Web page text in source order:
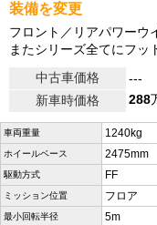
装備を変更
フロント／リアパワーウ
またシリーズ全てにフッ
中古車価格
---
新車時価格
288
車両重量 1240kg
ホイールベース 2475mm
駆動方式 FF
ミッション位置 フロア
最小回転半径 5m